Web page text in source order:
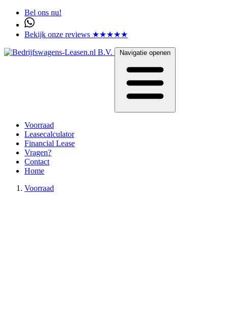
Bel ons nu!
Bekijk onze reviews ★★★★★
Navigatie openen
Voorraad
Leasecalculator
Financial Lease
Vragen?
Contact
Home
Voorraad